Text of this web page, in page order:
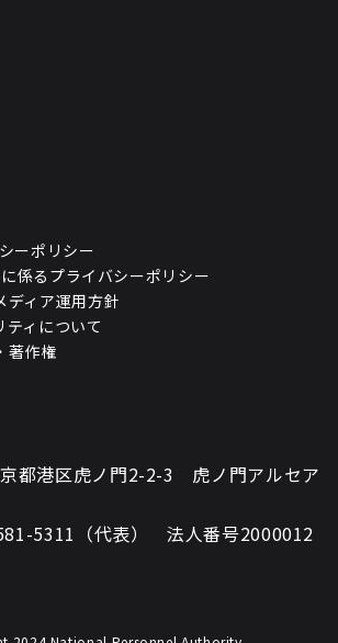
ーポリシー
係るプライバシーポリシー
ディア運用方針
ティについて
著作権
都港区虎ノ門2-2-3 虎ノ門アルセア
5311（代表） 法人番号2000012